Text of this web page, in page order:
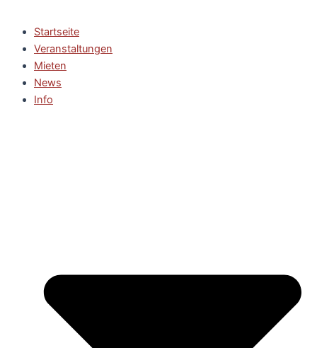
Startseite
Veranstaltungen
Mieten
News
Info